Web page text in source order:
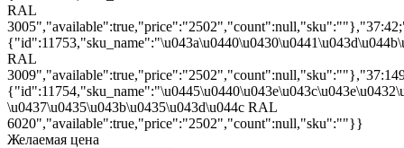
RAL
RAL
\u0437\u0435\u043b\u0435\u043d\u044c RAL
6020","available":true,"price":"2502","count":null,"sku":""}}
Желаемая цена